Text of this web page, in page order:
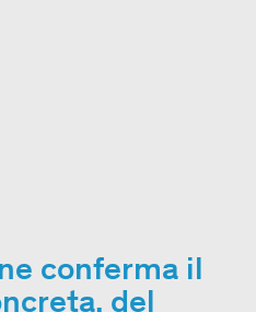
conferma il
del